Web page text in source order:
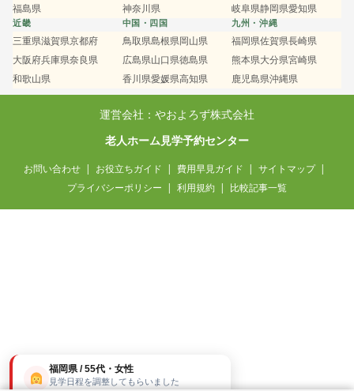
福島県
神奈川県
岐阜県静岡県愛知県
近畿
三重県滋賀県京都府
大阪府兵庫県奈良県
和歌山県
中国・四国
鳥取県島根県岡山県
広島県山口県徳島県
香川県愛媛県高知県
九州・沖縄
福岡県佐賀県長崎県
熊本県大分県宮崎県
鹿児島県沖縄県
運営会社：やおよろず株式会社
老人ホーム見学予約センター
お問い合わせ お役立ちガイド 費用早見ガイド
サイトマップ
プライバシーポリシー
利用規約 比較記事一覧
福岡県 / 55代・女性
見学日程を調整してもらいました